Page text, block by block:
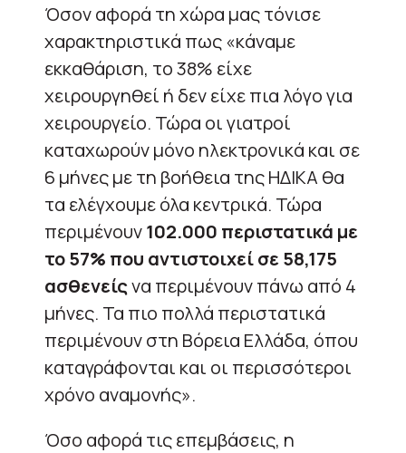
Όσον αφορά τη χώρα μας τόνισε
χαρακτηριστικά πως «κάναμε
εκκαθάριση, το 38% είχε
χειρουργηθεί ή δεν είχε πια λόγο για
χειρουργείο. Τώρα οι γιατροί
καταχωρούν μόνο ηλεκτρονικά και σε
6 μήνες με τη βοήθεια της ΗΔΙΚΑ θα
τα ελέγχουμε όλα κεντρικά. Τώρα
περιμένουν102.000 περιστατικά με
το 57% που αντιστοιχεί σε 58,175
ασθενείςνα περιμένουν πάνω από 4
μήνες. Τα πιο πολλά περιστατικά
περιμένουν στη Βόρεια Ελλάδα, όπου
καταγράφονται και οι περισσότεροι
χρόνο αναμονής».
Όσο αφορά τις επεμβάσεις, η